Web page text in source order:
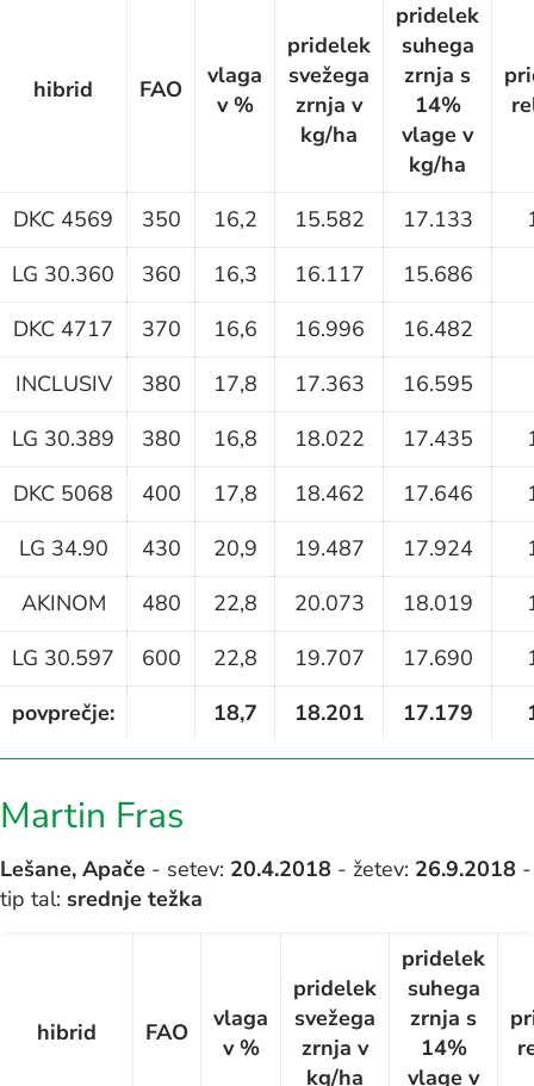
hibrid FAO
vlaga
v %
pridelek
svežega
zrnja v
kg/ha
pridelek
suhega
zrnja s
14%
vlage v
kg/ha
DKC 4569 350 16,2 15.582 17.133
LG 30.360
360 16,3 16.117 15.686
DKC 4717
370 16,6 16.996 16.482
INCLUSIV
380 17,8 17.363 16.595
LG 30.389
380 16,8 18.022 17.435
DKC 5068
400 17,8 18.462 17.646
LG 34.90
430 20,9 19.487 17.924
AKINOM
480 22,8 20.073 18.019
LG 30.597
600 22,8 19.707 17.690
povprečje:
18,7 18.201 17.179
Martin Fras
Lešane, Apače - setev: 20.4.2018 - žetev: 26.9.2018 -
tip tal: srednje težka
hibrid FAO
vlaga
v %
pridelek
svežega
zrnja v
kg/ha
pridelek
suhega
zrnja s
14%
vlage v